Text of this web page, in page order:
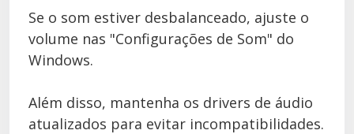
Se o som estiver desbalanceado, ajuste o
volume nas "Configurações de Som" do
Windows.
Além disso, mantenha os drivers de áudio
atualizados para evitar incompatibilidades.